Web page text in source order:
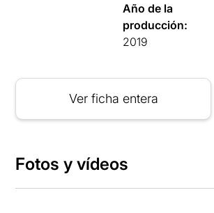
Año de la
producción:
2019
Ver ficha entera
Fotos y vídeos